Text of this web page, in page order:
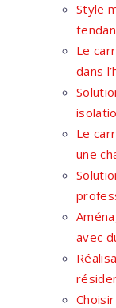
Style
Le
dans
Le
une
avec